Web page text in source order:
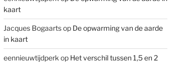
kaart
Jacques Bogaartsop De opwarming van de aarde
in kaart
eennieuwtijdperk op Het verschil tussen 1,5 en 2